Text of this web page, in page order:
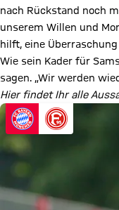
nach Rückstand noch
unserem Willen und
hilft, eine
Wie sein Kader für
sagen. „Wir werden
Hier findet Ihr alle